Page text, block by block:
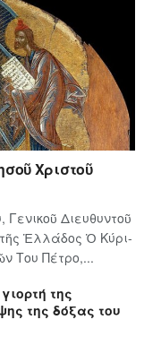
Χριστοῦ
Διευθυντοῦ
τῆς Ἑλλάδος Ὁ Κύ­ρι­
Του Πέ­τρο,...
της
της δόξας του